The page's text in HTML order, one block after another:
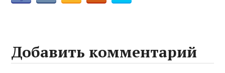
Добавить комментарий